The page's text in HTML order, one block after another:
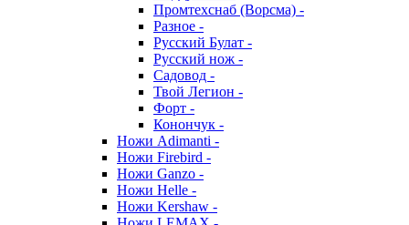
Промтехснаб (Ворсма) -
Разное -
Русский Булат -
Русский нож -
Садовод -
Твой Легион -
Форт -
Конончук -
Ножи Adimanti -
Ножи Firebird -
Ножи Ganzo -
Ножи Helle -
Ножи Kershaw -